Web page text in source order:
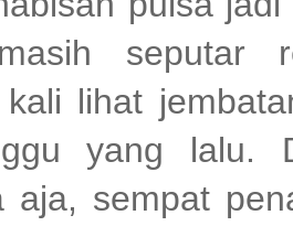
kali lihat
yang lalu.
aja, sempat